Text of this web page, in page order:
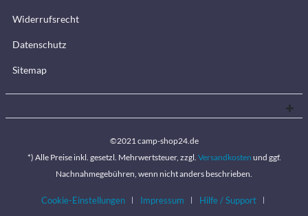
Widerrufsrecht
Datenschutz
Sitemap
©2021 camp-shop24.de
*) Alle Preise inkl. gesetzl. Mehrwertsteuer, zzgl. Versandkosten und ggf.
Nachnahmegebühren, wenn nicht anders beschrieben.
Cookie-Einstellungen Impressum
Hilfe / Support